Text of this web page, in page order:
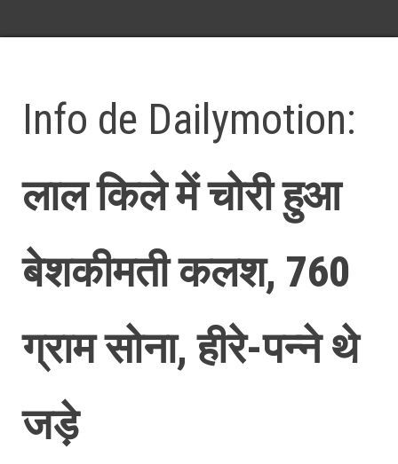
Info de Dailymotion:
लाल किले में चोरी हुआ
बेशकीमती कलश, 760
ग्राम सोना, हीरे-पन्ने थे
जड़े